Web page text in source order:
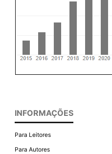
INFORMAÇÕES
Para Leitores
Para Autores